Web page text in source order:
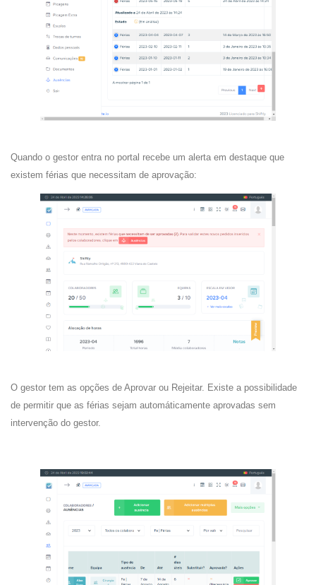
Quando o gestor entra no portal recebe um alerta em destaque que
existem férias que necessitam de aprovação:
O gestor tem as opções de Aprovar ou Rejeitar. Existe a possibilidade
de permitir que as férias sejam automáticamente aprovadas sem
intervenção do gestor.